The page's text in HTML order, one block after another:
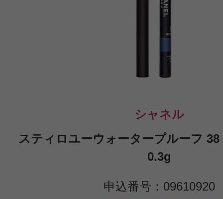
シャネル
スティロユーウォータープルーフ
0.3g
申込番号：09610920